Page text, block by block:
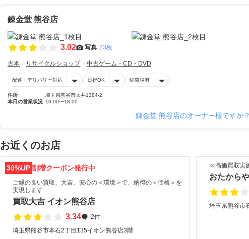
錬金堂 熊谷店
3.02 写真 23枚
古本 リサイクルショップ 中古ゲーム・CD・DVD
配達・デリバリー対応 日祝OK 駐車場有
住所
埼玉県熊谷市太井1384-2
本日の営業状況 10:00〜18:00
錬金堂 熊谷店のオーナー様ですか
お近くのお店
30%UP割増クーポン発行中
ご縁の良い買取、大吉。安心の＜環境＞で、納得の＜価格＞を
実現します
買取大吉 イオン熊谷店
3.34
2件
埼玉県熊谷市本石2丁目135イオン熊谷店3階
≪高価買取実
おたから
埼玉県熊谷市